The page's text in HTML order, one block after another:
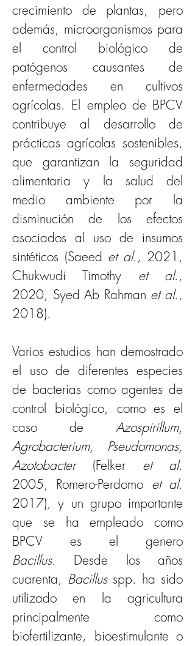
crecimiento de plantas, pero
además, microorganismos para
el control biológico de
patógenos causantes de
enfermedades en cultivos
agrícolas. El empleo de BPCV
contribuye al desarrollo de
prácticas agrícolas sostenibles,
que garantizan la seguridad
alimentaria y la salud del
medio ambiente por la
disminución de los efectos
asociados al uso de insumos
sintéticos (Saeed et al., 2021,
Chukwudi Timothy et al.,
2020, Syed Ab Rahman et al.,
2018).
Varios estudios han demostrado
el uso de diferentes especies
de bacterias como agentes de
control biológico, como es el
caso de Azospirillum,
Agrobacterium, Pseudomonas,
Azotobacter (Felker et al.
2005, Romero-Perdomo et al.
2017), y un grupo importante
que se ha empleado como
Bacillus. Desde los años
cuarenta, Bacillus spp. ha sido
utilizado en la agricultura
principalmente como
biofertilizante, bioestimulante o